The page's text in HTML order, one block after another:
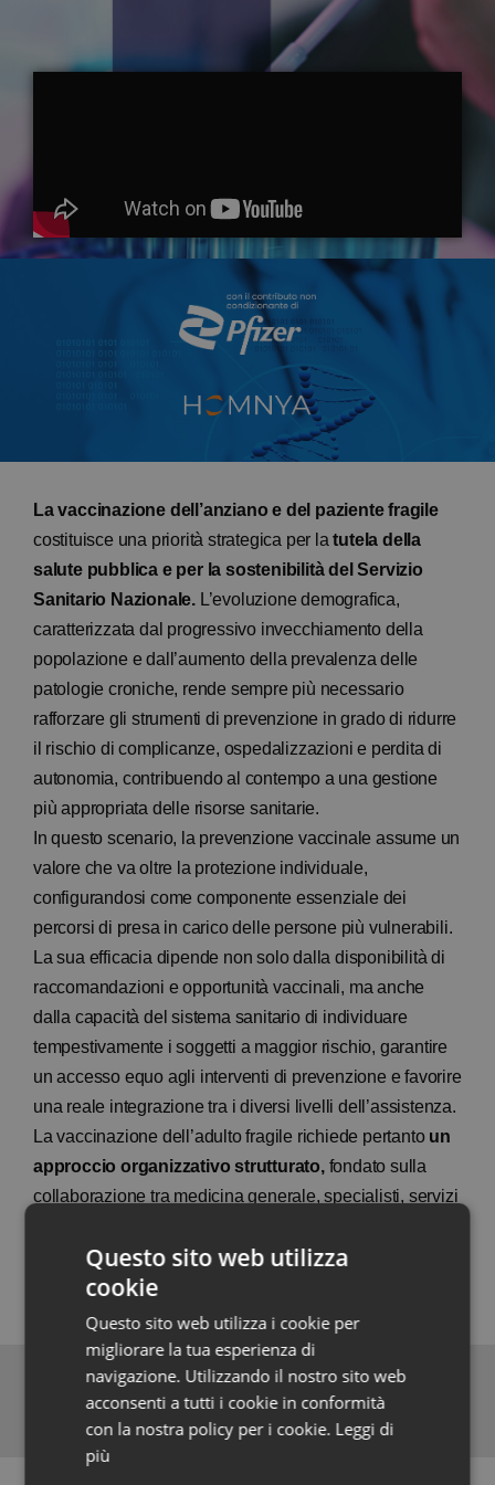
Lavaccinazione dell’anziano e del paziente fragile
costituisce una priorità strategica per latutela della
salute pubblica e per la sostenibilità del Servizio
Sanitario Nazionale. L’evoluzione demografica,
caratterizzata dal progressivo invecchiamento della
popolazione e dall’aumento della prevalenza delle
patologie croniche, rende sempre più necessario
rafforzare gli strumenti di prevenzione in grado di ridurre
il rischio di complicanze, ospedalizzazioni e perdita di
autonomia, contribuendo al contempo a una gestione
più appropriata delle risorse sanitarie.
In questo scenario, la prevenzione vaccinale assume un
valore che va oltre la protezione individuale,
configurandosi come componente essenziale dei
percorsi di presa in carico delle persone più vulnerabili.
La sua efficacia dipende non solo dalla disponibilità di
raccomandazioni e opportunità vaccinali, ma anche
dalla capacità del sistema sanitario di individuare
tempestivamente i soggetti a maggior rischio, garantire
un accesso equo agli interventi di prevenzione e favorire
una reale integrazione tra i diversi livelli dell’assistenza.
La vaccinazione dell’adulto fragile richiede pertanto un
approccio organizzativo strutturato,fondato sulla
collaborazione tra medicina generale, specialisti, servizi
di promuovere modelli assistenziali sempre più proattivi,
coordinati e orientati alla continuità delle cure.
Moderatore:
Corrado De Rossi Re
Questo sito web utilizza
cookie
Questo sito web utilizza i cookie per
migliorare la tua esperienza di
navigazione. Utilizzando il nostro sito web
acconsenti a tutti i cookie in conformità
con la nostra policy per i cookie. Leggi di
più